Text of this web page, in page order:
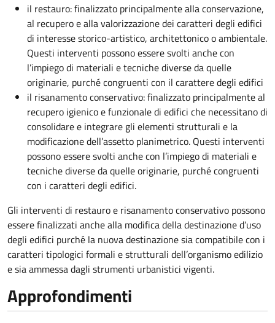
il restauro: finalizzato principalmente alla conservazione,
al recupero e alla valorizzazione dei caratteri degli edifici
di interesse storico-artistico, architettonico o ambientale.
Questi interventi possono essere svolti anche con
l’impiego di materiali e tecniche diverse da quelle
originarie, purché congruenti con il carattere degli edifici
il risanamento conservativo: finalizzato principalmente al
recupero igienico e funzionale di edifici che necessitano di
consolidare e integrare gli elementi strutturali e la
modificazione dell’assetto planimetrico. Questi interventi
possono essere svolti anche con l’impiego di materiali e
tecniche diverse da quelle originarie, purché congruenti
con i caratteri degli edifici.
Gli interventi di restauro e risanamento conservativo possono
essere finalizzati anche alla modifica della destinazione d’uso
degli edifici purché la nuova destinazione sia compatibile con i
caratteri tipologici formali e strutturali dell’organismo edilizio
e sia ammessa dagli strumenti urbanistici vigenti.
Approfondimenti